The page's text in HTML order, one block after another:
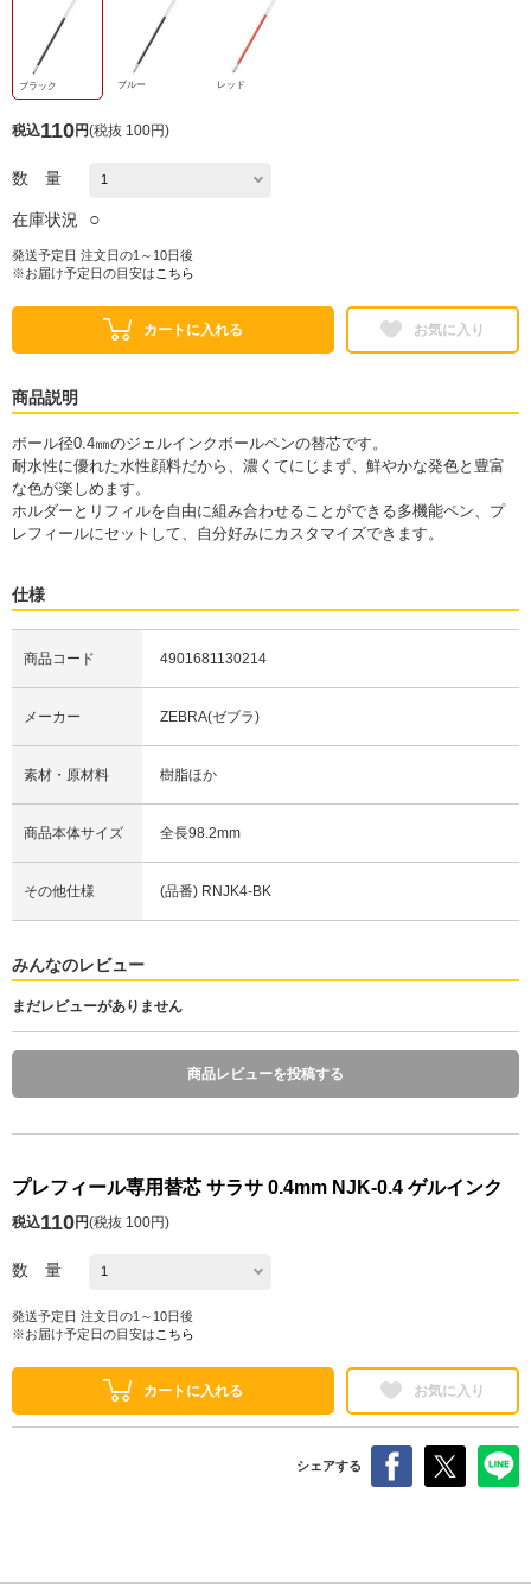
ブラック ブルー レッド
税込110円(税抜 100円)
数 量
在庫状況 ○
発送予定日 注文日の1～10日後
※お届け予定日の目安は こちら
カートに入れる お気に入り
商品説明
ボール径0.4㎜のジェルインクボールペンの替芯です。
耐水性に優れた水性顔料だから、濃くてにじまず、鮮やかな発色と豊富
な色が楽しめます。
ホルダーとリフィルを自由に組み合わせることができる多機能ペン、プ
レフィールにセットして、自分好みにカスタマイズできます。
仕様
商品コード 4901681130214
メーカー ZEBRA(ゼブラ)
素材・原材料 樹脂ほか
商品本体サイズ 全長98.2mm
その他仕様 (品番) RNJK4-BK
みんなのレビュー
まだレビューがありません
商品レビューを投稿する
プレフィール専用替芯 サラサ 0.4mm NJK-0.4 ゲルインク
税込110円(税抜 100円)
数 量
発送予定日 注文日の1～10日後
※お届け予定日の目安は こちら
カートに入れる お気に入り
シェアする